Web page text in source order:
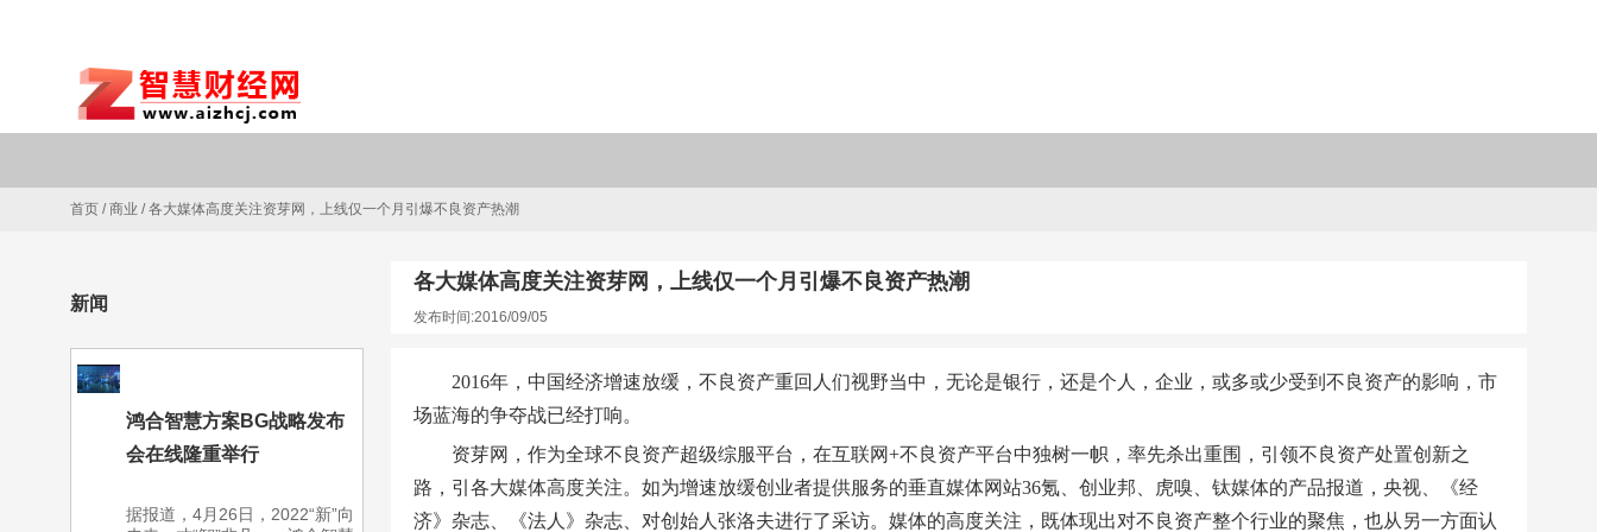
首页 /商业 /各大媒体高度关注资芽网，上线仅一个月引爆不良资产热潮
新闻
鸿合智慧方案BG战略发布
会在线隆重举行
据报道，4月26日，2022“新”向
各大媒体高度关注资芽网，上线仅一个月引爆不良资产热潮
发布时间:2016/09/05
2016年，中国经济增速放缓，不良资产重回人们视野当中，无论是银行，还是个人，企业，或多或少受到不良资产的影响，市
场蓝海的争夺战已经打响。
资芽网，作为全球不良资产超级综服平台，在互联网+不良资产平台中独树一帜，率先杀出重围，引领不良资产处置创新之
路，引各大媒体高度关注。如为增速放缓创业者提供服务的垂直媒体网站36氪、创业邦、虎嗅、钛媒体的产品报道，央视、《经
济》杂志、《法人》杂志、对创始人张洛夫进行了采访。媒体的高度关注，既体现出对不良资产整个行业的聚焦，也从另一方面认